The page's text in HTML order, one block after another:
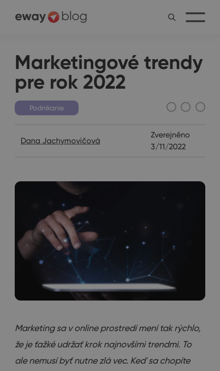
Marketingové trendy
pre rok 2022
Podnikanie
Dana Jachymovičová
Zverejněno
3/11/2022
Marketing sa v online prostredí mení tak rýchlo,
že je ťažké udržať krok najnovšími trendmi. To
ale nemusí byť nutne zlá vec. Keď sa chopíte